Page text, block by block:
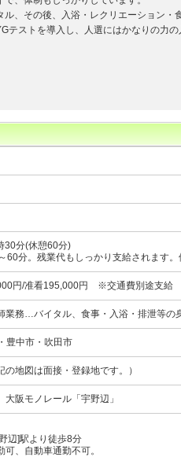
、その後、入浴・レクリエーション・
ストを導入し、人選にはかなりの力の
分(休憩60分)
分。残業代もしっかり支給されます
円/准看195,000円 ※交通費別途支給
業務…バイタル、食事・入浴・排泄等の
豊中市・吹田市
地図は面接・登録地です。）
大阪モノレール 「宇野辺」
辺]駅より徒歩8分
、自動車通勤不可。